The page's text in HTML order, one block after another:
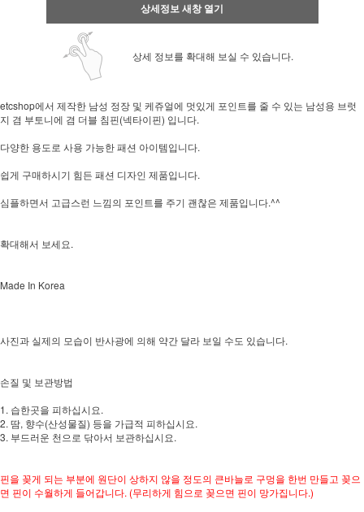
상세정보 새창 열기
상세 정보를 확대해 보실 수 있습니다.
etcshop에서 제작한 남성 정장 및 케쥬얼에 멋있게 포인트를 줄 수 있는 남성용 브럿
지 겸 부토니에 겸 더블 침핀(넥타이핀) 입니다.
다양한 용도로 사용 가능한 패션 아이템입니다.
쉽게 구매하시기 힘든 패션 디자인 제품입니다.
심플하면서 고급스런 느낌의 포인트를 주기 괜찮은 제품입니다.^^
확대해서 보세요.
Made In Korea
사진과 실제의 모습이 반사광에 의해 약간 달라 보일 수도 있습니다.
손질 및 보관방법
1. 습한곳을 피하십시요.
2. 땀, 향수(산성물질) 등을 가급적 피하십시요.
3. 부드러운 천으로 닦아서 보관하십시요.
핀을 꽂게 되는 부분에 원단이 상하지 않을 정도의 큰바늘로 구멍을 한번 만들고 꽂으
면 핀이 수월하게 들어갑니다. (무리하게 힘으로 꽂으면 핀이 망가집니다.)